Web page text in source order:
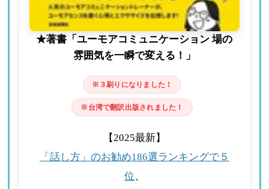
★著書「ユーモアコミュニケーション 場の
雰囲気を一瞬で変える！」
※３刷りになりました！
※台湾で翻訳出版されました！
【2025最新】
「話し方」のお勧め186選ランキングで５
位、